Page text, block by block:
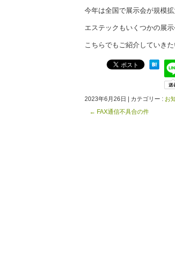
今年は全国で展示会が規模
エステックもいくつかの展
こちらでもご紹介していきた
2023年6月26日 カテゴリー : お
← FAX通信不具合の件